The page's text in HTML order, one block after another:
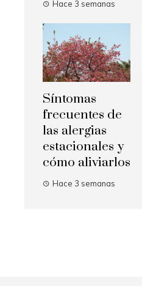
Hace 3 semanas
Síntomas
frecuentes de
las alergias
estacionales y
cómo aliviarlos
Hace 3 semanas